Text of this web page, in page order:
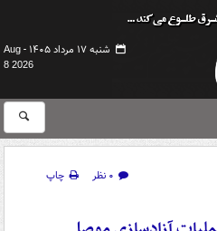
شنبه ۱۷ مرداد ۱۴۰۵ -
Aug
8 2026
۰ نظر
چاپ